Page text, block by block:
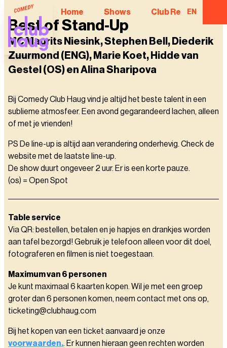
Home Shows Club Regulars
EN
Best of Stand-Up
MC Maurits Niesink, Stephen Bell, Diederik
Zuurmond (ENG), Marie Koet, Hidde van
Gestel (OS) en Alina Sharipova
Bij Comedy Club Haug vind je altijd het beste talent in een
sublieme atmosfeer. Een avond gegarandeerd lachen, alleen
of met je vrienden!
PS De line-up is altijd aan verandering onderhevig. Check de
website met de laatste line-up.
De show duurt ongeveer 2 uur. Er is een korte pauze.
(os) = Open Spot
Table service
Via QR: bestellen, betalen en je hapjes en drankjes worden
aan tafel bezorgd! Gebruik je telefoon alleen voor dit doel,
fotograferen en filmen is niet toegestaan.
Maximum van 6 personen
Je kunt maximaal 6 kaarten kopen. Wil je met een groep
groter dan 6 personen komen, neem contact met ons op,
ticketing@clubhaug.com
Bij het kopen van een ticket aanvaard je onze
voorwaarden.. Er kunnen hieraan geen rechten worden